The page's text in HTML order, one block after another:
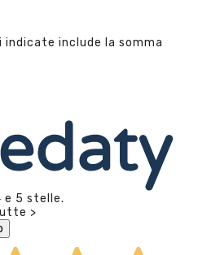
indicate include la somma
e 5 stelle.
>